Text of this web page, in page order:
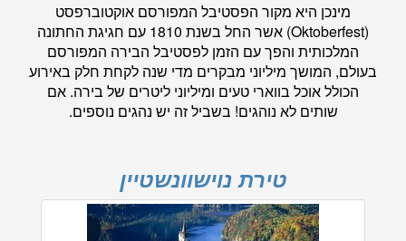
מינכן היא מקור הפסטיבל המפורסם אוקטוברפסט
(Oktoberfest) אשר החל בשנת 1810 עם חגיגת החתונה
המלכותית והפך עם הזמן לפסטיבל הבירה המפורסם
בעולם, המושך מיליוני מבקרים מדי שנה לקחת חלק באירוע
הכולל אוכל בווארי טעים ומיליוני ליטרים של בירה. אם
שותים לא נוהגים! בשביל זה יש נהגים נוספים.
טירת נוישוונשטיין